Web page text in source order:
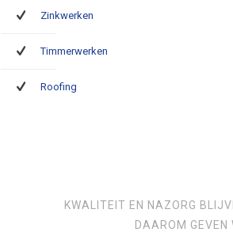
Zinkwerken
Timmerwerken
Roofing
KWALITEIT EN NAZORG
DAAROM GEVEN